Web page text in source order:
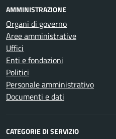
AMMINISTRAZIONE
Organi di governo
Aree amministrative
Uffici
Enti e fondazioni
Politici
Personale amministrativo
Documenti e dati
CATEGORIE DI SERVIZIO